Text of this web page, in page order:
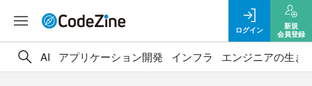
ログイン
新規
会員登録
AI アプリケーション開発 インフラ エンジニアの生き